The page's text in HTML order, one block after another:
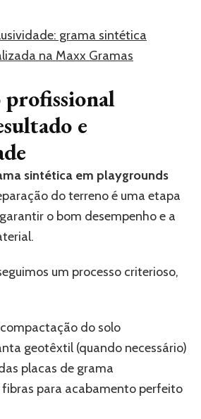
grama sintética
na Maxx Gramas
profissional
e
sintética em playgrounds
do terreno é uma etapa
o bom desempenho e a
um processo criterioso,
do solo
geotêxtil (quando necessário)
placas de grama
para acabamento perfeito